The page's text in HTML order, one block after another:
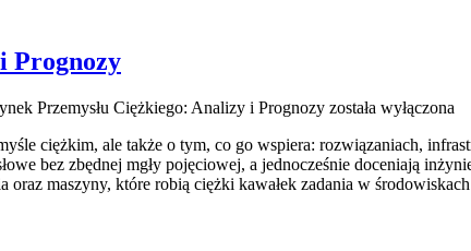
Prognozy
Przemysłu Ciężkiego: Analizy i Prognozy została wyłączona
ciężkim, ale także o tym, co go wspiera: rozwiązaniach,
bez zbędnej mgły pojęciowej, a jednocześnie doceniają
oraz maszyny, które robią ciężki kawałek zadania w